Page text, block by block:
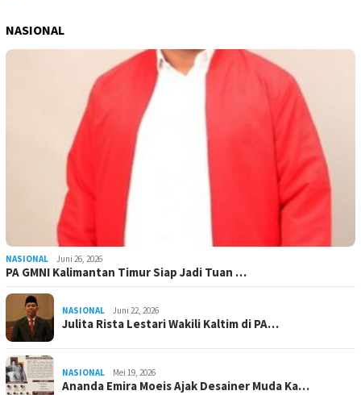
NASIONAL
NASIONAL Juni 26, 2026
PA GMNI Kalimantan Timur Siap Jadi Tuan …
NASIONAL Juni 22, 2026
Julita Rista Lestari Wakili Kaltim di PA…
NASIONAL Mei 19, 2026
Ananda Emira Moeis Ajak Desainer Muda Ka…